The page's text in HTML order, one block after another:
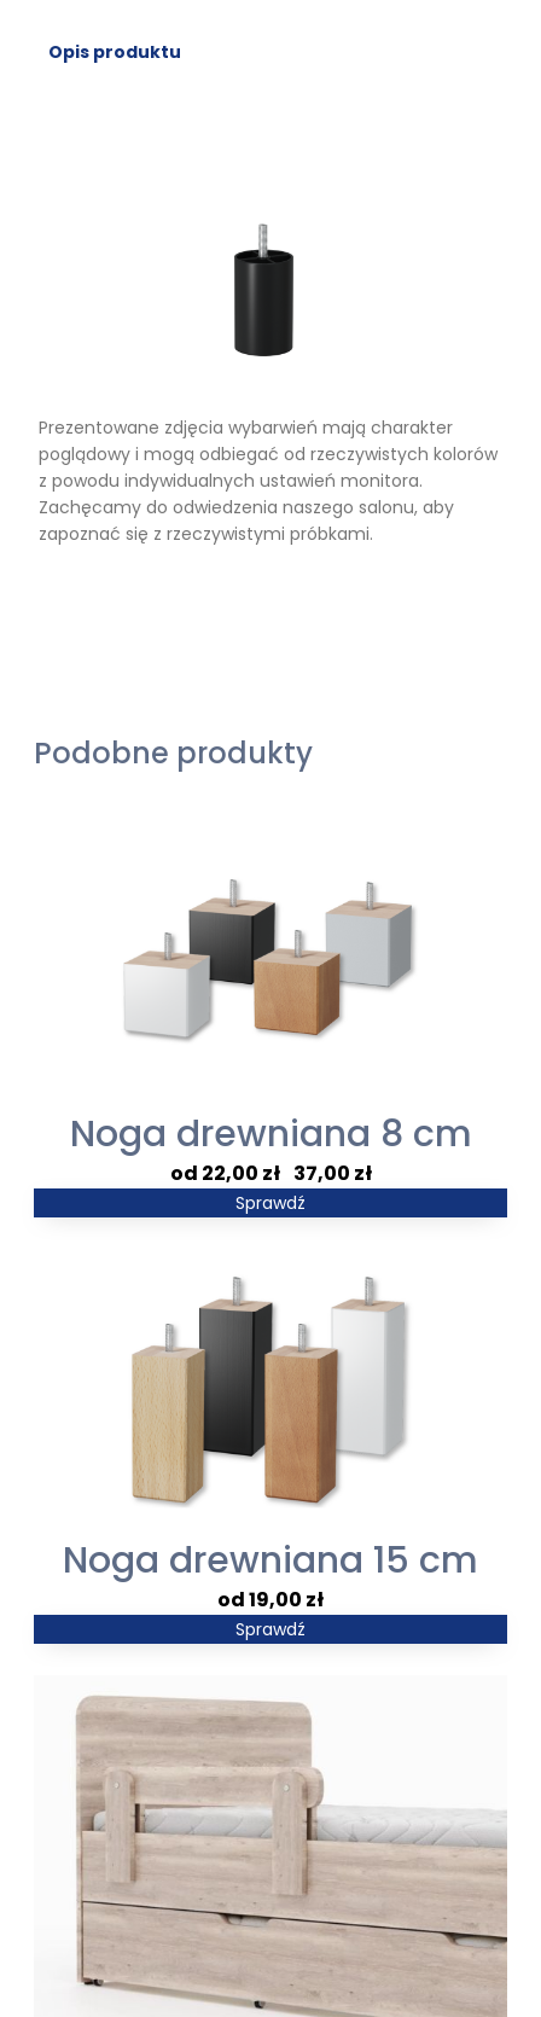
Opis produktu
Prezentowane zdjęcia wybarwień mają charakter
poglądowy i mogą odbiegać od rzeczywistych kolorów
z powodu indywidualnych ustawień monitora.
Zachęcamy do odwiedzenia naszego salonu, aby
zapoznać się z rzeczywistymi próbkami.
Podobne produkty
Noga drewniana 8 cm
22,00 zł– 37,00 zł
Zakres
37,00 zł
Sprawdź
Noga drewniana 15 cm
19,00 zł
Sprawdź